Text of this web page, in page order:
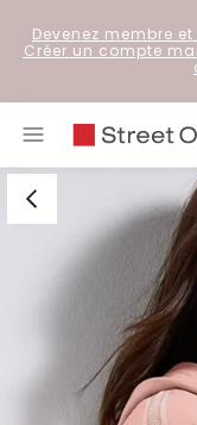
Devenez membre
Créer un compte